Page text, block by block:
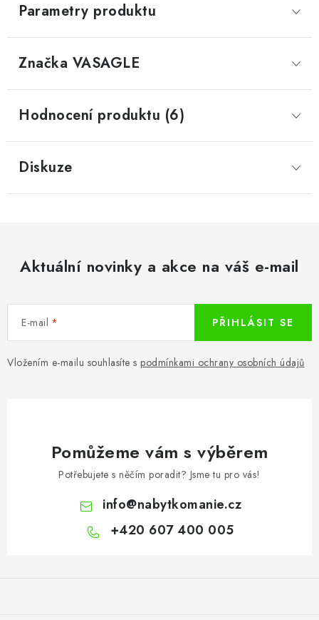
Parametry produktu
Značka VASAGLE
Hodnocení produktu (6)
Diskuze
Aktuální novinky a akce na váš e-mail
E-mail
Vložením e-mailu souhlasíte s podmínkami ochrany osobních údajů
PŘIHLÁSIT SE
Pomůžeme vám s výběrem
Potřebujete s něčím poradit? Jsme tu pro vás!
info@nabytkomanie.cz
+420 607 400 005